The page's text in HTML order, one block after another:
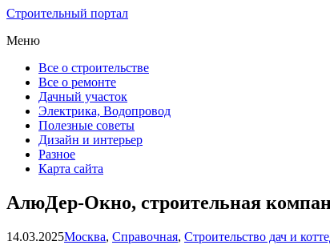
Строительный портал
Меню
Все о строительстве
Все о ремонте
Дачный участок
Электрика, Водопровод
Полезные советы
Дизайн и интерьер
Разное
Карта сайта
АлюДер-Окно, строительная
14.03.2025Москва, Справочная, Строительство дач и